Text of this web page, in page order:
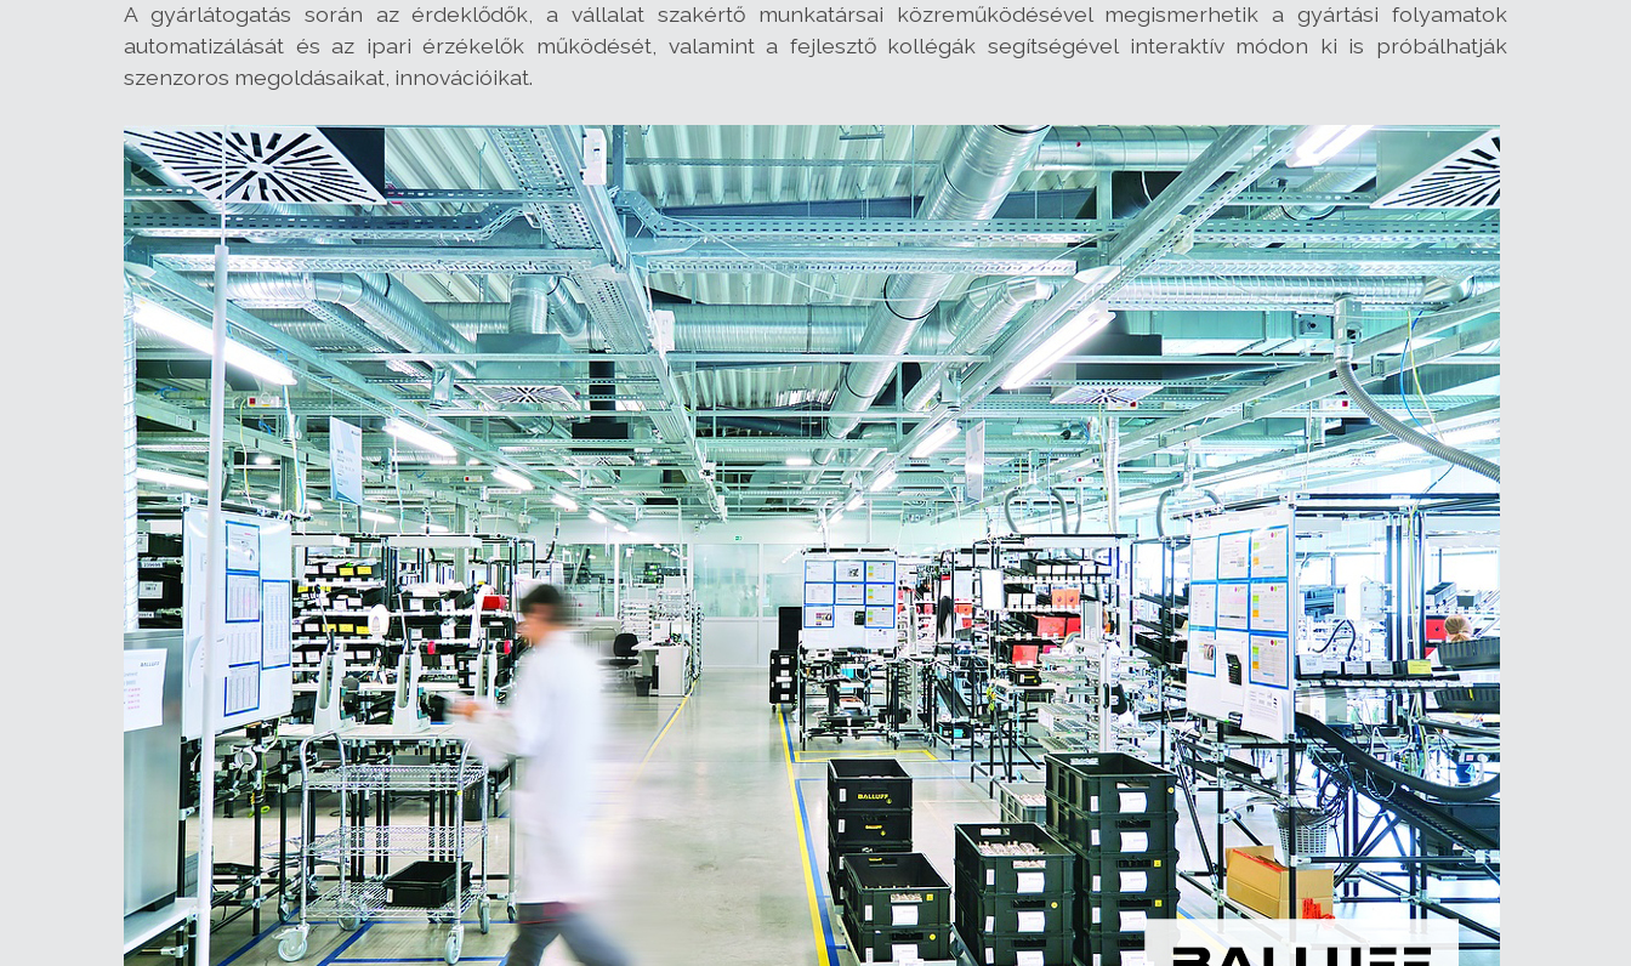
A gyárlátogatás során az érdeklődők, a vállalat szakértő munkatársai közreműködésével megismerhetik a gyártási folyamatok
automatizálását és az ipari érzékelők működését, valamint a fejlesztő kollégák segítségével interaktív módon ki is próbálhatják
szenzoros megoldásaikat, innovációikat.